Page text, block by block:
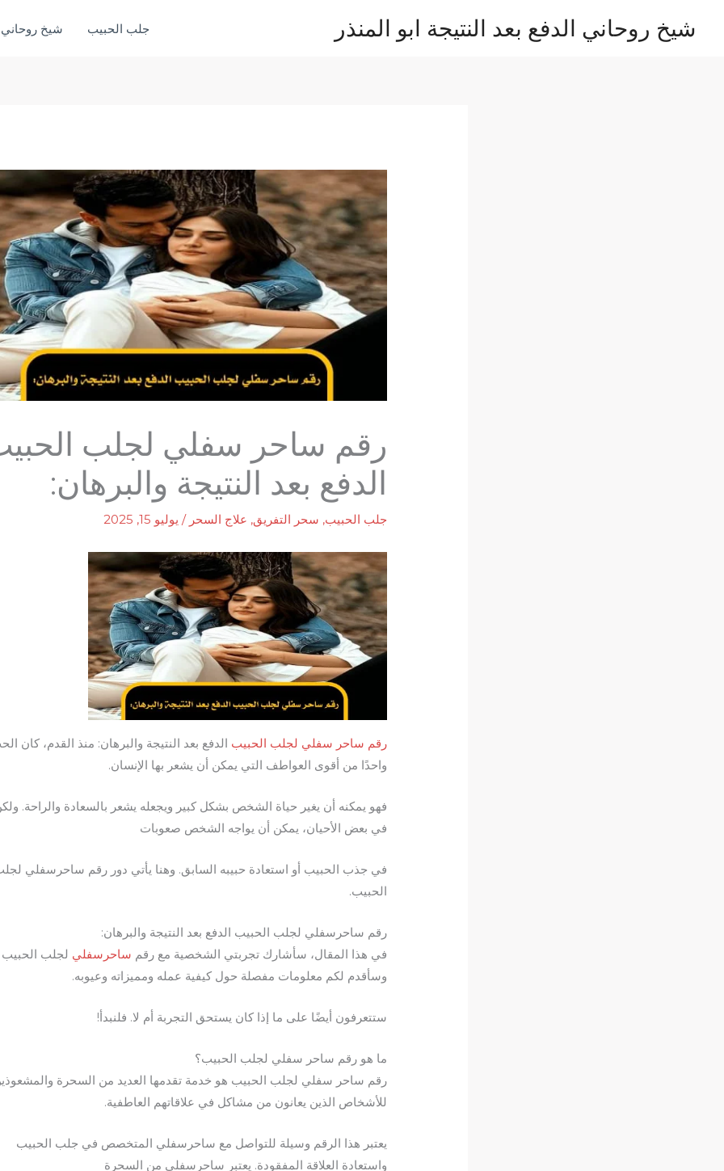
شيخ روحاني الدفع بعد النتيجة ابو المنذر جلب الحبيب شيخ روحاني
رقم ساحر سفلي لجلب
الدفع بعد النتيجة والبرهان:
جلب الحبيب, سحر التفريق, علاج السحر / يوليو 15, 2025
رقم ساحر سفلي لجلب الحبيب الدفع بعد النتيجة والبرهان: منذ القدم، كان
واحدًا من أقوى العواطف التي يمكن أن يشعر بها الإنسان.
فهو يمكنه أن يغير حياة الشخص بشكل كبير ويجعله يشعر بالسعادة والراحة.
في بعض الأحيان، يمكن أن يواجه الشخص صعوبات
في جذب الحبيب أو استعادة حبيبه السابق. وهنا يأتي دور رقم ساحرسفلي
الحبيب.
رقم ساحرسفلي لجلب الحبيب الدفع بعد النتيجة والبرهان:
في هذا المقال، سأشارك تجربتي الشخصية مع رقم ساحرسفلي لجلب الحبيب
وسأقدم لكم معلومات مفصلة حول كيفية عمله ومميزاته وعيوبه.
ستتعرفون أيضًا على ما إذا كان يستحق التجربة أم لا. فلنبدأ!
ما هو رقم ساحر سفلي لجلب الحبيب؟
رقم ساحر سفلي لجلب الحبيب هو خدمة تقدمها العديد من السحرة
للأشخاص الذين يعانون من مشاكل في علاقاتهم العاطفية.
يعتبر هذا الرقم وسيلة للتواصل مع ساحرسفلي المتخصص في جلب الحبيب
واستعادة العلاقة المفقودة. يعتبر ساحرسفلي من السحرة